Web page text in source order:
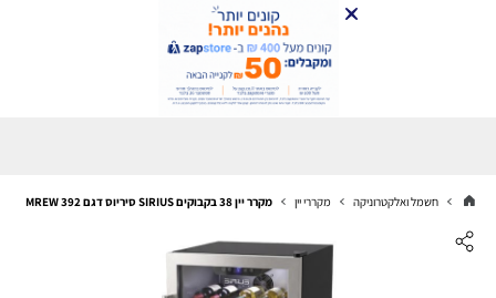
חשמל ואלקטרוניקה מקררי יין מקרר יין 38 בקבוקים SIRIUS סיריוס דגם MREW 392